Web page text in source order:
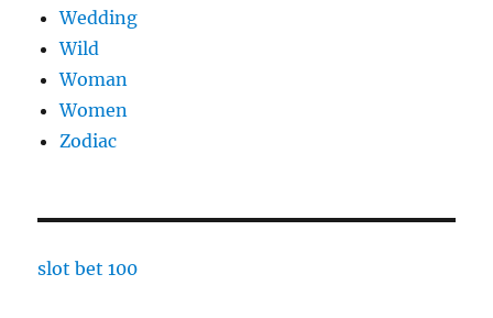
Wedding
Wild
Woman
Women
Zodiac
slot bet 100